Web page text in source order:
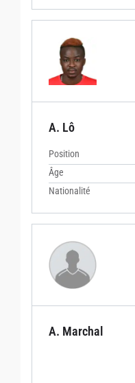
A. Lô
Position
Âge
Nationalité
A. Marchal